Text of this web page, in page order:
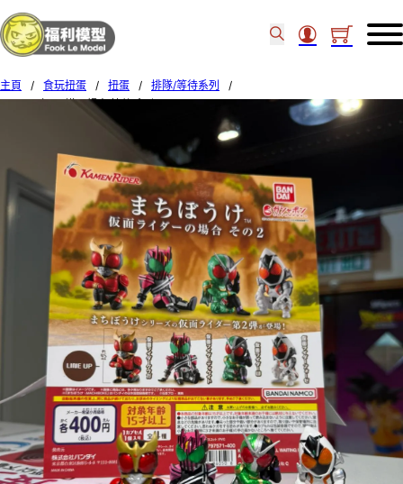
主頁 / 食玩扭蛋 / 扭蛋 / 排隊/等待系列
/
BANDAI扭蛋 幪面超人 等待系列 2 SET OF 4 (18)